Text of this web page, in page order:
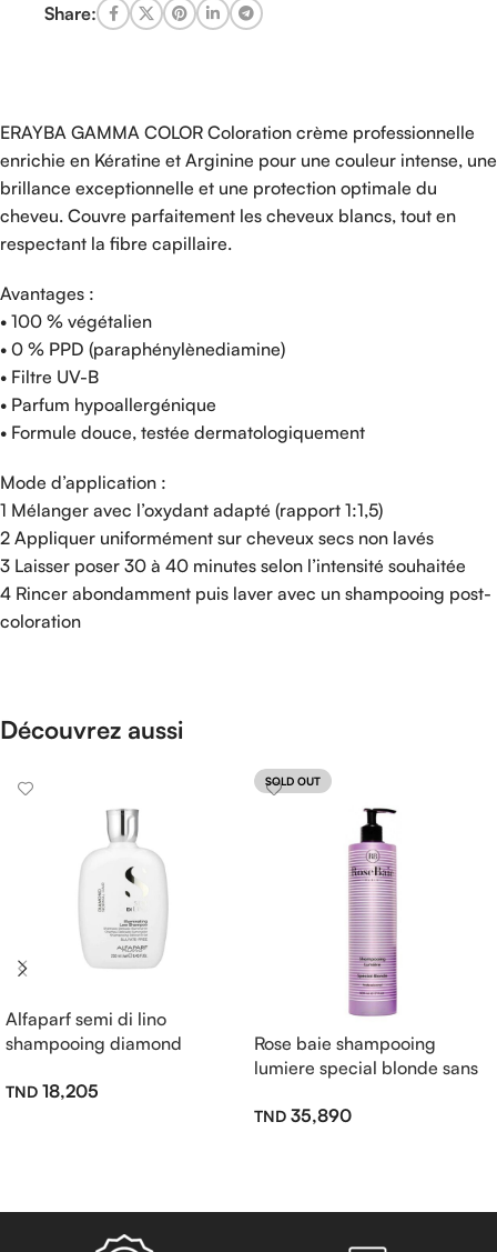
Share:
ERAYBA GAMMA COLOR Coloration crème professionnelle
enrichie en Kératine et Arginine pour une couleur intense, une
brillance exceptionnelle et une protection optimale du
cheveu. Couvre parfaitement les cheveux blancs, tout en
respectant la fibre capillaire.
Avantages :
• 100 % végétalien
• 0 % PPD (paraphénylènediamine)
• Filtre UV-B
• Parfum hypoallergénique
• Formule douce, testée dermatologiquement
Mode d’application :
1 Mélanger avec l’oxydant adapté (rapport 1:1,5)
2 Appliquer uniformément sur cheveux secs non lavés
3 Laisser poser 30 à 40 minutes selon l’intensité souhaitée
4 Rincer abondamment puis laver avec un shampooing post-
coloration
Découvrez aussi
Alfaparf semi di lino
shampooing diamond
250ml18,205
SOLD OUT
Rose baie shampooing
lumiere special blonde sans
35,890